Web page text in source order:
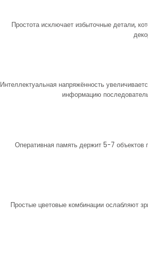
Простота исключает избыточные детали,
Интеллектуальная напряжённость
информацию
Оперативная память держит 5-7
Простые цветовые комбинации ослабляют